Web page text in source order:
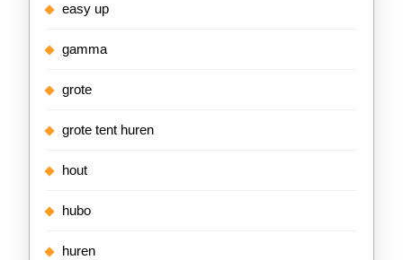
easy up
gamma
grote
grote tent huren
hout
hubo
huren